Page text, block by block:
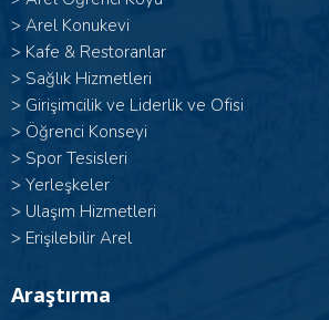
> Arel Konukevi
> Kafe & Restoranlar
> Sağlık Hizmetleri
> Girişimcilik ve Liderlik ve Ofisi
> Öğrenci Konseyi
> Spor Tesisleri
> Yerleşkeler
> Ulaşım Hizmetleri
> Erişilebilir Arel
Araştırma